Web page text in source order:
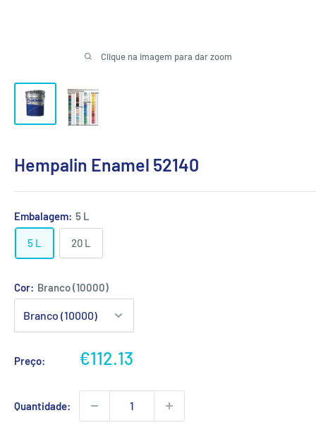
Clique na imagem para dar zoom
Hempalin Enamel 52140
Embalagem: 5 L
5 L 20 L
Cor: Branco (10000)
Preço:
Preço
€112.13
Quantidade: